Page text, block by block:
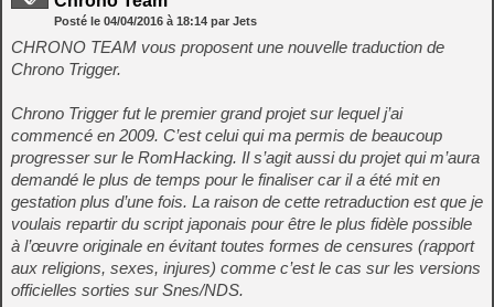
Posté le 04/04/2016 à 18:14 par Jets
CHRONO TEAM vous proposent une nouvelle traduction de
Chrono Trigger.
Chrono Trigger fut le premier grand projet sur lequel j’ai
commencé en 2009. C’est celui qui ma permis de beaucoup
progresser sur le RomHacking. Il s’agit aussi du projet qui m’aura
demandé le plus de temps pour le finaliser car il a été mit en
gestation plus d’une fois. La raison de cette retraduction est que je
voulais repartir du script japonais pour être le plus fidèle possible
à l’œuvre originale en évitant toutes formes de censures (rapport
aux religions, sexes, injures) comme c’est le cas sur les versions
officielles sorties sur Snes/NDS.